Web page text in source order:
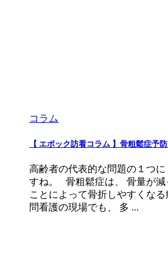
コラム
【 エポック訪看コラム 】骨粗鬆症予
高齢者の代表的な問題の１つに
すね。 骨粗鬆症は、 骨量が減
ことによって骨折しやすくな
問看護の現場でも、 多 ...